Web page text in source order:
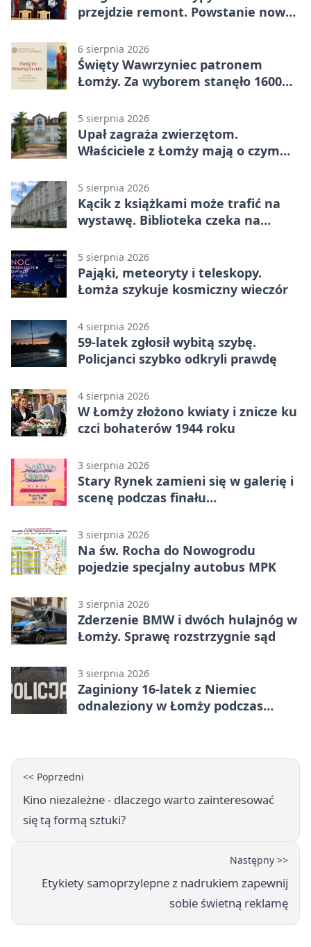
przejdzie remont. Powstanie nowa
6 sierpnia 2026
Święty Wawrzyniec patronem
Łomży. Za wyborem stanęło 1600
5 sierpnia 2026
Upał zagraża zwierzętom.
Właściciele z Łomży mają o czym
5 sierpnia 2026
Kącik z książkami może trafić na
wystawę. Biblioteka czeka na
5 sierpnia 2026
Pająki, meteoryty i teleskopy.
Łomża szykuje kosmiczny wieczór
4 sierpnia 2026
59-latek zgłosił wybitą szybę.
Policjanci szybko odkryli prawdę
4 sierpnia 2026
W Łomży złożono kwiaty i znicze ku
czci bohaterów 1944 roku
3 sierpnia 2026
Stary Rynek zamieni się w galerię i
scenę podczas finału
3 sierpnia 2026
Na św. Rocha do Nowogrodu
pojedzie specjalny autobus MPK
3 sierpnia 2026
Zderzenie BMW i dwóch hulajnóg w
Łomży. Sprawę rozstrzygnie sąd
3 sierpnia 2026
Zaginiony 16-latek z Niemiec
odnaleziony w Łomży podczas
<< Poprzedni
Kino niezależne - dlaczego warto zainteresować
się tą formą sztuki?
Następny >>
Etykiety samoprzylepne z nadrukiem zapewnij
sobie świetną reklamę